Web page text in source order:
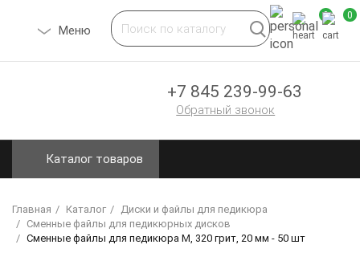
Toggle
Меню
0 0
+7 845 239-99-63
Обратный звонок
Каталог товаров
Главная Каталог
Диски и файлы для педикюра
Сменные файлы для педикюрных дисков
Сменные файлы для педикюра M, 320 грит, 20 мм - 50 шт